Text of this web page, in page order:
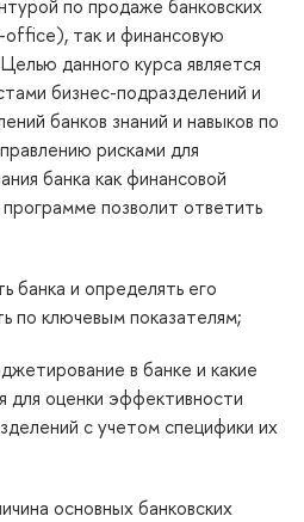
по продаже банковских
так и финансовую
данного курса является
бизнес-подразделений и
банков знаний и навыков по
рисками для
банка как финансовой
позволит ответить
банка и определять его
по ключевым показателям;
в банке и какие
для оценки эффективности
с учетом специфики их
основных банковских